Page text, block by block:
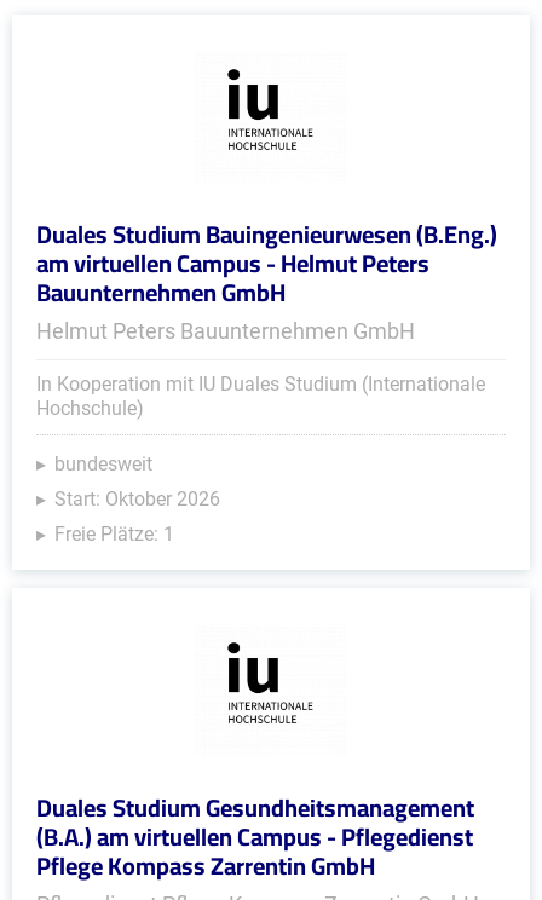
Duales Studium Bauingenieurwesen (B.Eng.)
am virtuellen Campus - Helmut Peters
Bauunternehmen GmbH
Helmut Peters Bauunternehmen GmbH
In Kooperation mit IU Duales Studium (Internationale
Hochschule)
bundesweit
Start: Oktober 2026
Freie Plätze: 1
Duales Studium Gesundheitsmanagement
(B.A.) am virtuellen Campus - Pflegedienst
Pflege Kompass Zarrentin GmbH